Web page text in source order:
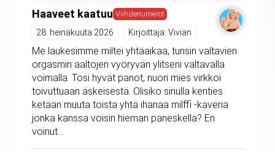
Haaveet kaatuu Viihdenumerot
28. heinäkuuta 2026 Kirjoittaja: Vivian
Me laukesimme miltei yhtäaikaa, tunsin valtavien
orgasmin aaltojen vyöryvän ylitseni valtavalla
voimalla. Tosi hyvät panot, nuori mies virkkoi
toivuttuaan äskeisestä. Olisiko sinulla kenties
ketään muuta toista yhtä ihanaa milffi -kaveria
jonka kanssa voisin hieman paneskella? En
voinut...